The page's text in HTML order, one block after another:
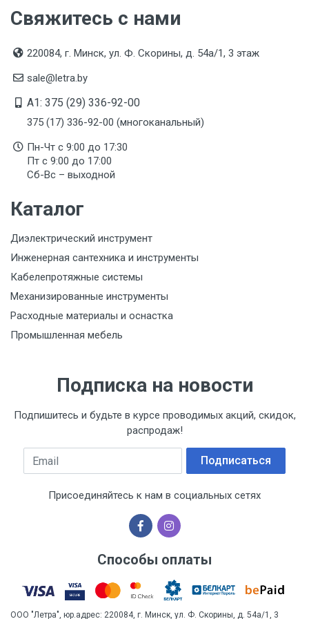
Дата изготовления
Срок годности
Подтверждение соответствия
регламентов ТР ТС (ЕАЭС). Сведения о номере
сертификата/декларации соответствия содержатся
в сопроводительной документации к товару и
Свяжитесь с нами
220084, г. Минск, ул. Ф. Скорины, д. 54а/1, 3 этаж
sale@letra.by
A1: 375 (29) 336-92-00
375 (17) 336-92-00 (многоканальный)
Пн-Чт с 9:00 до 17:30
Пт с 9:00 до 17:00
Сб-Вс – выходной
Каталог
Диэлектрический инструмент
Инженерная сантехника и инструменты
Кабелепротяжные системы
Механизированные инструменты
Расходные материалы и оснастка
Промышленная мебель
Подписка на новости
Подпишитесь и будьте в курсе проводимых акций, скидок,
распродаж!
Email Подписаться
Присоединяйтесь к нам в социальных сетях
Способы оплаты
ООО "Летра", юр.адрес: 220084, г. Минск, ул. Ф. Скорины, д. 54а/1, 3